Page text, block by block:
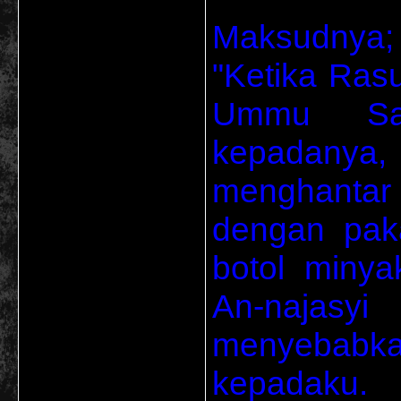
Maksudnya;
"Ketika
Ummu
dengan
botol
An-